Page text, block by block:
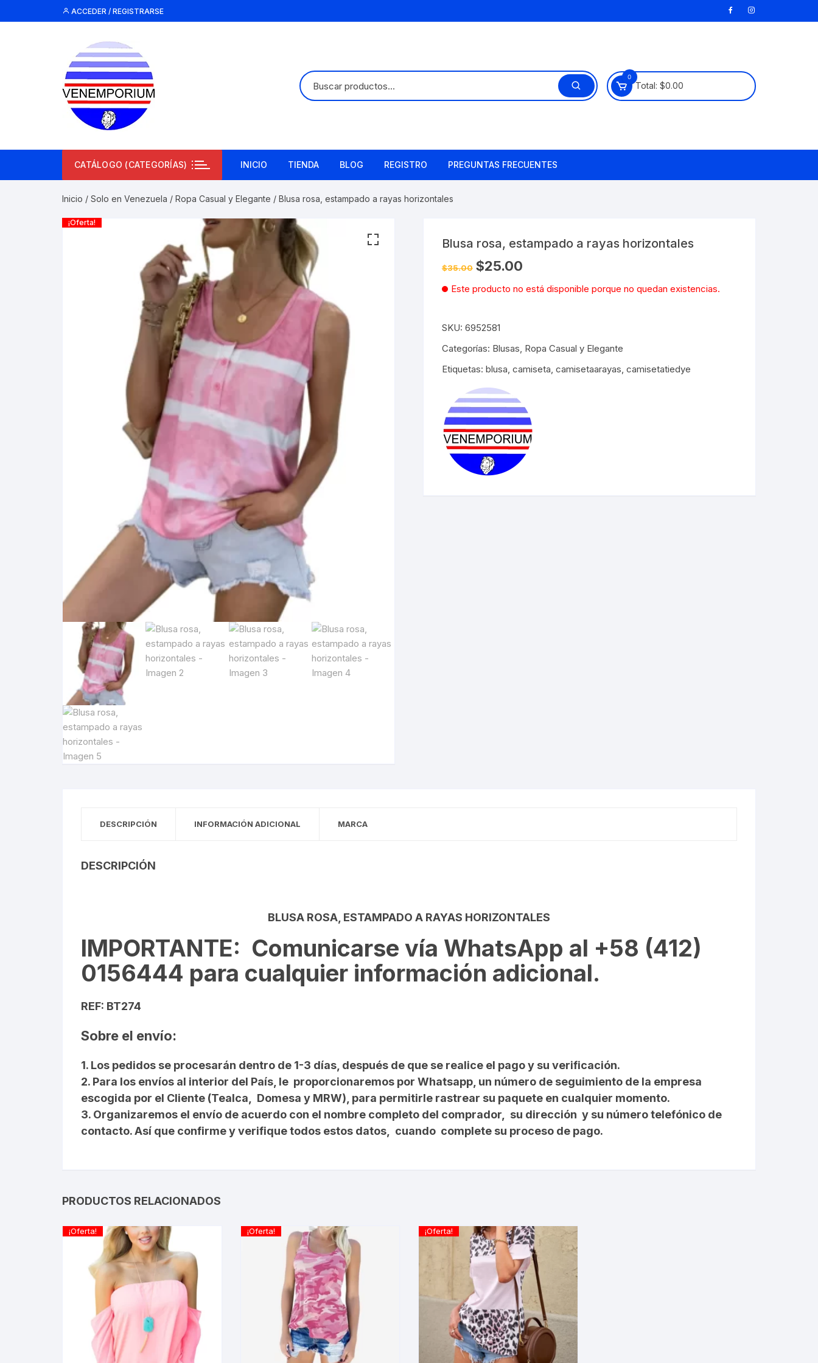
al
ACCEDER / REGISTRARSE
0
Total: $0.00
CATÁLOGO (CATEGORÍAS) INICIO TIENDA BLOG REGISTRO PREGUNTAS FRECUENTES
Inicio / Solo en Venezuela / Ropa Casual y Elegante / Blusa rosa, estampado a rayas horizontales
¡Oferta!
Blusa rosa, estampado a rayas horizontales
$35.00 El
precio
era:
$25.00El
precio
es:
Este producto no está disponible porque no quedan existencias.
SKU: 6952581
Categorías: Blusas, Ropa Casual y Elegante
Etiquetas: blusa, camiseta, camisetaarayas, camisetatiedye
DESCRIPCIÓN INFORMACIÓN ADICIONAL MARCA
DESCRIPCIÓN
BLUSA ROSA, ESTAMPADO A RAYAS HORIZONTALES
IMPORTANTE: Comunicarse vía WhatsApp al +58 (412)
0156444 para cualquier información adicional.
REF: BT274
Sobre el envío:
1. Los pedidos se procesarán dentro de 1-3 días, después de que se realice el pago y su verificación.
2. Para los envíos al interior del País, le proporcionaremos por Whatsapp, un número de seguimiento de la empresa
escogida por el Cliente (Tealca, Domesa y MRW), para permitirle rastrear su paquete en cualquier momento.
3. Organizaremos el envío de acuerdo con el nombre completo del comprador, su dirección y su número telefónico de
contacto. Así que confirme y verifique todos estos datos, cuando complete su proceso de pago.
PRODUCTOS RELACIONADOS
¡Oferta! ¡Oferta! ¡Oferta!